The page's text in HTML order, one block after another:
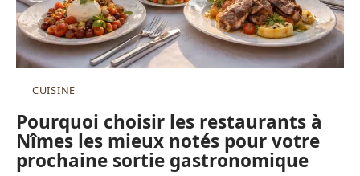
CUISINE
Pourquoi choisir les restaurants à
Nîmes les mieux notés pour votre
prochaine sortie gastronomique